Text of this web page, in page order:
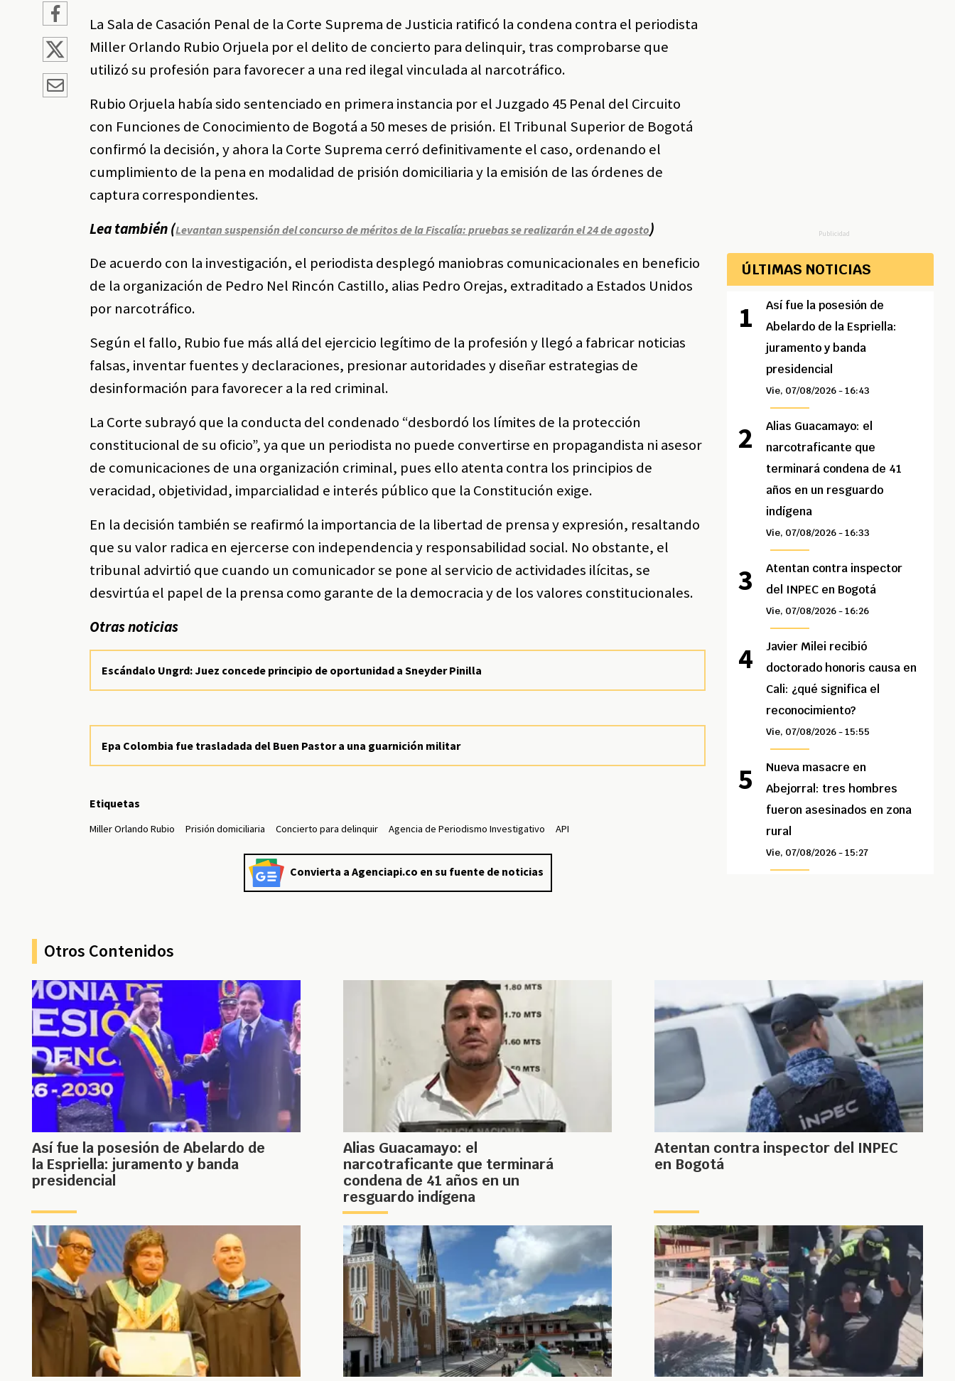
La Sala de Casación Penal de la Corte Suprema de Justicia ratificó la condena contra el periodista
Miller Orlando Rubio Orjuela por el delito de concierto para delinquir, tras comprobarse que
utilizó su profesión para favorecer a una red ilegal vinculada al narcotráfico.
Rubio Orjuela había sido sentenciado en primera instancia por el Juzgado 45 Penal del Circuito
con Funciones de Conocimiento de Bogotá a 50 meses de prisión. El Tribunal Superior de Bogotá
confirmó la decisión, y ahora la Corte Suprema cerró definitivamente el caso, ordenando el
cumplimiento de la pena en modalidad de prisión domiciliaria y la emisión de las órdenes de
captura correspondientes.
Lea también (Levantan suspensión del concurso de méritos de la Fiscalía: pruebas se realizarán el 24 de agosto)
De acuerdo con la investigación, el periodista desplegó maniobras comunicacionales en beneficio
de la organización de Pedro Nel Rincón Castillo, alias Pedro Orejas, extraditado a Estados Unidos
por narcotráfico.
Según el fallo, Rubio fue más allá del ejercicio legítimo de la profesión y llegó a fabricar noticias
falsas, inventar fuentes y declaraciones, presionar autoridades y diseñar estrategias de
desinformación para favorecer a la red criminal.
La Corte subrayó que la conducta del condenado “desbordó los límites de la protección
constitucional de su oficio”, ya que un periodista no puede convertirse en propagandista ni asesor
de comunicaciones de una organización criminal, pues ello atenta contra los principios de
veracidad, objetividad, imparcialidad e interés público que la Constitución exige.
En la decisión también se reafirmó la importancia de la libertad de prensa y expresión, resaltando
que su valor radica en ejercerse con independencia y responsabilidad social. No obstante, el
tribunal advirtió que cuando un comunicador se pone al servicio de actividades ilícitas, se
desvirtúa el papel de la prensa como garante de la democracia y de los valores constitucionales.
Otras noticias
Escándalo Ungrd: Juez concede principio de oportunidad a Sneyder Pinilla
Epa Colombia fue trasladada del Buen Pastor a una guarnición militar
Etiquetas
Miller Orlando Rubio Prisión domiciliaria Concierto para delinquir Agencia de Periodismo Investigativo API
Convierta a Agenciapi.co en su fuente de noticias
Publicidad
ÚLTIMAS NOTICIAS
Así fue la posesión de
Abelardo de la Espriella:
juramento y banda
presidencial
Vie, 07/08/2026 - 16:43
Alias Guacamayo: el
narcotraficante que
terminará condena de 41
años en un resguardo
indígena
Vie, 07/08/2026 - 16:33
Atentan contra inspector
del INPEC en Bogotá
Vie, 07/08/2026 - 16:26
Javier Milei recibió
doctorado honoris causa en
Cali: ¿qué significa el
reconocimiento?
Vie, 07/08/2026 - 15:55
Nueva masacre en
Abejorral: tres hombres
fueron asesinados en zona
rural
Vie, 07/08/2026 - 15:27
Otros Contenidos
Así fue la posesión de Abelardo de
la Espriella: juramento y banda
presidencial
Alias Guacamayo: el
narcotraficante que terminará
condena de 41 años en un
resguardo indígena
Atentan contra inspector del INPEC
en Bogotá